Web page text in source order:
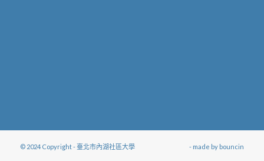
© 2024 Copyright - 臺北市內湖社區大學 - made by bouncin